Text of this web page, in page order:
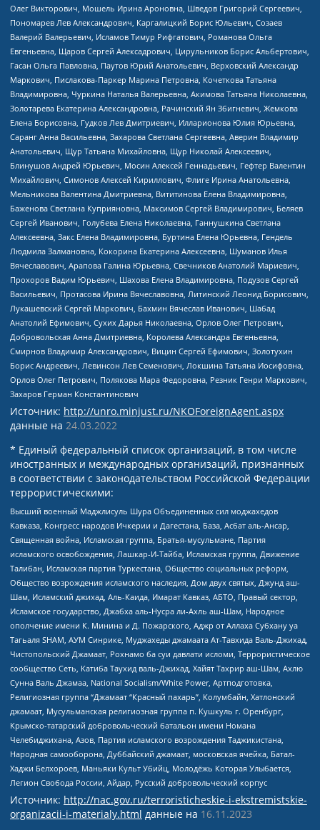
Олег Викторович, Мошель Ирина Ароновна, Шведов Григорий Сергеевич,
Пономарев Лев Александрович, Каргалицкий Борис Юльевич, Созаев
Валерий Валерьевич, Исламов Тимур Рифгатович, Романова Ольга
Евгеньевна, Щаров Сергей Алексадрович, Цирульников Борис Альбертович,
Гасан Ольга Павловна, Паутов Юрий Анатольевич, Верховский Александр
Маркович, Пислакова-Паркер Марина Петровна, Кочеткова Татьяна
Владимировна, Чуркина Наталья Валерьевна, Акимова Татьяна Николаевна,
Золотарева Екатерина Александровна, Рачинский Ян Збигневич, Жемкова
Елена Борисовна, Гудков Лев Дмитриевич, Илларионова Юлия Юрьевна,
Саранг Анна Васильевна, Захарова Светлана Сергеевна, Аверин Владимир
Анатольевич, Щур Татьяна Михайловна, Щур Николай Алексеевич,
Блинушов Андрей Юрьевич, Мосин Алексей Геннадьевич, Гефтер Валентин
Михайлович, Симонов Алексей Кириллович, Флиге Ирина Анатольевна,
Мельникова Валентина Дмитриевна, Вититинова Елена Владимировна,
Баженова Светлана Куприяновна, Максимов Сергей Владимирович, Беляев
Сергей Иванович, Голубева Елена Николаевна, Ганнушкина Светлана
Алексеевна, Закс Елена Владимировна, Буртина Елена Юрьевна, Гендель
Людмила Залмановна, Кокорина Екатерина Алексеевна, Шуманов Илья
Вячеславович, Арапова Галина Юрьевна, Свечников Анатолий Мариевич,
Прохоров Вадим Юрьевич, Шахова Елена Владимировна, Подузов Сергей
Васильевич, Протасова Ирина Вячеславовна, Литинский Леонид Борисович,
Лукашевский Сергей Маркович, Бахмин Вячеслав Иванович, Шабад
Анатолий Ефимович, Сухих Дарья Николаевна, Орлов Олег Петрович,
Добровольская Анна Дмитриевна, Королева Александра Евгеньевна,
Смирнов Владимир Александрович, Вицин Сергей Ефимович, Золотухин
Борис Андреевич, Левинсон Лев Семенович, Локшина Татьяна Иосифовна,
Орлов Олег Петрович, Полякова Мара Федоровна, Резник Генри Маркович,
Захаров Герман Константинович
Источник: http://unro.minjust.ru/NKOForeignAgent.aspx
данные на 24.03.2022
* Единый федеральный список организаций, в том числе
иностранных и международных организаций, признанных
в соответствии с законодательством Российской Федерации
террористическими:
Высший военный Маджлисуль Шура Объединенных сил моджахедов
Кавказа, Конгресс народов Ичкерии и Дагестана, База, Асбат аль-Ансар,
Священная война, Исламская группа, Братья-мусульмане, Партия
исламского освобождения, Лашкар-И-Тайба, Исламская группа, Движение
Талибан, Исламская партия Туркестана, Общество социальных реформ,
Общество возрождения исламского наследия, Дом двух святых, Джунд аш-
Шам, Исламский джихад, Аль-Каида, Имарат Кавказ, АБТО, Правый сектор,
Исламское государство, Джабха аль-Нусра ли-Ахль аш-Шам, Народное
ополчение имени К. Минина и Д. Пожарского, Аджр от Аллаха Субхану уа
Тагьаля SHAM, АУМ Синрике, Муджахеды джамаата Ат-Тавхида Валь-Джихад,
Чистопольский Джамаат, Рохнамо ба суи давлати исломи, Террористическое
сообщество Сеть, Катиба Таухид валь-Джихад, Хайят Тахрир аш-Шам, Ахлю
Сунна Валь Джамаа, National Socialism/White Power, Артподготовка,
Религиозная группа “Джамаат “Красный пахарь”, Колумбайн, Хатлонский
джамаат, Мусульманская религиозная группа п. Кушкуль г. Оренбург,
Крымско-татарский добровольческий батальон имени Номана
Челебиджихана, Азов, Партия исламского возрождения Таджикистана,
Народная самооборона, Дуббайский джамаат, московская ячейка, Батал-
Хаджи Белхороев, Маньяки Культ Убийц, Молодёжь Которая Улыбается,
Легион Свобода России, Айдар, Русский добровольческий корпус
Источник: http://nac.gov.ru/terroristicheskie-i-ekstremistskie-
organizacii-i-materialy.html данные на 16.11.2023